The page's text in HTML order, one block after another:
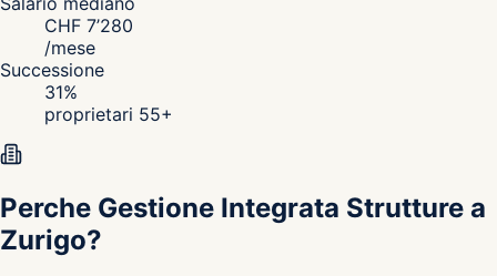
CHF 7’280
/mese
Successione
31%
proprietari 55+
Perche Gestione Integrata Strutture a
Zurigo?